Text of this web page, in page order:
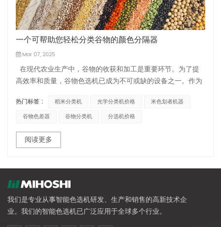
一个可帮助您轻松分类谷物的颜色分隔器
Mar 07, 2025
在现代农业生产中，谷物的收获和加工是重要环节。为了提
高效率和质量，谷物色选机已成为不可或缺的设备之一。作为
越的质量，为生产和加工企业提供了一系列高效智能的谷物色
选机。本文将介绍美星谷物色选机的特点和优势，帮助读者选
热门标签 : 稻米分类机 光学分类机价格
米色划者机器
谷物色差器
谷物分类机 分选机价格
阅读更多
我们是专业从事智能色选机研发、生产和销售的高新技术企
业。我们的智能色选机已广泛应用于全球多个行业。